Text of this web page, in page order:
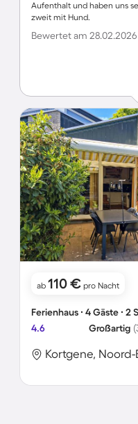
Aufenthalt und haben uns
zweit mit Hund.
Bewertet am 28.02.2026
ab 110 € pro Nacht
Ferienhaus ∙ 4 Gäste ∙ 2
4.6
Großartig